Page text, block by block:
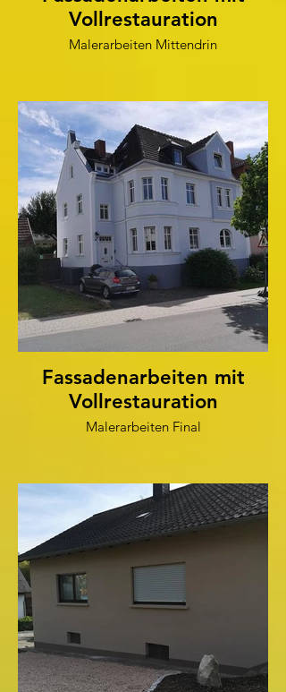
Vollrestauration
Malerarbeiten Mittendrin
Fassadenarbeiten mit
Vollrestauration
Malerarbeiten Final